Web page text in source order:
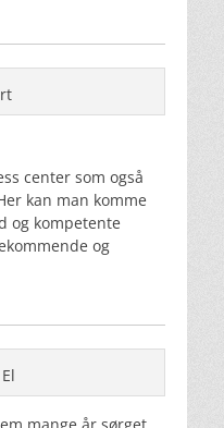
center som også
kan man komme
og kompetente
og